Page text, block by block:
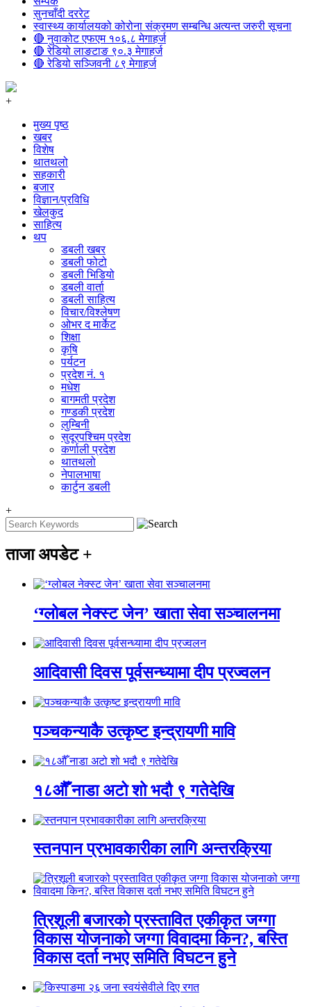
सुनचाँदी दररेट
स्वास्थ्य कार्यालयको कोरोना संक्रमण सम्बन्धि अत्यन्त जरुरी सूचना
🔴 नुवाकोट एफएम १०६.८ मेगाहर्ज
🔴 रेडियो लाङटाङ ९०.३ मेगाहर्ज
🔴 रेडियो सञ्जिवनी ८९ मेगाहर्ज
+
मुख्य पृष्ठ
खबर
विशेष
थातथलो
सहकारी
बजार
विज्ञान/प्रविधि
खेलकुद
साहित्य
थप
डबली खबर
डबली फोटो
डबली भिडियो
डबली वार्ता
डबली साहित्य
विचार/विश्‍लेषण
ओभर द मार्केट
शिक्षा
कृषि
पर्यटन
प्रदेश नं. १
मधेश
बागमती प्रदेश
गण्डकी प्रदेश
लुम्बिनी
सुदूरपश्चिम प्रदेश
कर्णाली प्रदेश
थातथलो
नेपालभाषा
कार्टुन डबली
+
ताजा अपडेट +
‘ग्लोबल नेक्स्ट जेन’ खाता सेवा सञ्चालनमा
आदिवासी दिवस पूर्वसन्ध्यामा दीप प्रज्वलन
पञ्चकन्याकै उत्कृष्ट इन्द्रायणी मावि
१८औँ नाडा अटो शो भदौ ९ गतेदेखि
स्तनपान प्रभावकारीका लागि अन्तरक्रिया
त्रिशूली बजारको प्रस्तावित एकीकृत जग्गा
विकास योजनाको जग्गा विवादमा किन?, बस्ति
विकास दर्ता नभए समिति विघटन हुने